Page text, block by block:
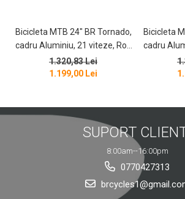
Bicicleta MTB 24″ BR Tornado,
cadru Aluminiu, 21 viteze, Roti
magnesium cu Shimano, Negru
1.320,83 Lei
1.199,00 Lei
Bicicleta
cadru
SUPORT
8:00am--16:00pm
0770427313